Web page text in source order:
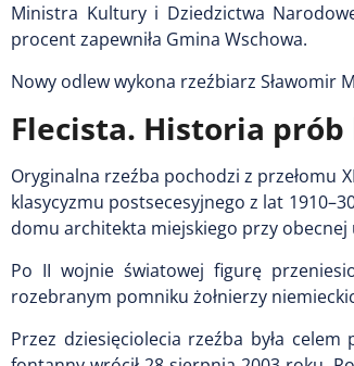
Ministra Kultury i Dziedzictwa
procent zapewniła Gmina Wschowa.
Nowy odlew wykona rzeźbiarz Sławomir
Flecista. Historia
Oryginalna rzeźba pochodzi z przełomu
klasycyzmu postsecesyjnego z lat
domu architekta miejskiego przy obecnej
Po II wojnie światowej figurę
rozebranym pomniku żołnierzy
Przez dziesięciolecia rzeźba była